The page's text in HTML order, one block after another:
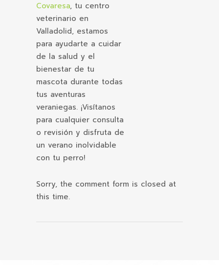
Covaresa, tu centro
veterinario en
Valladolid, estamos
para ayudarte a cuidar
de la salud y el
bienestar de tu
mascota durante todas
tus aventuras
veraniegas. ¡Visítanos
para cualquier consulta
o revisión y disfruta de
un verano inolvidable
con tu perro!
Sorry, the comment form is closed at
this time.